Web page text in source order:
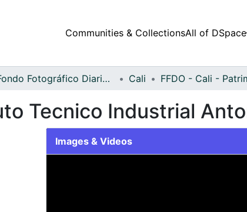
Communities & CollectionsAll of DSpace
Fondo Fotográfico Diario Occidente Cali FFDO - Cali -
Tecnico Industrial
Images & Videos